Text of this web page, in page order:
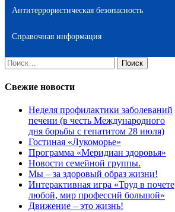
Антитеррористическая безопасность
Справочная информация
Найти:
Свежие новости
Неделя профилактики заболеваний
печени (в честь Международного
дня борьбы с гепатитом 28 июля)
Гостиная «Лукоморье»
Программа «Меридиан здоровья»
Новости семейной группы.
Мы – за здоровый образ жизни!
Интерактивная игра «Труд в почете
любой, мир профессий большой»
Движение – это жизнь!